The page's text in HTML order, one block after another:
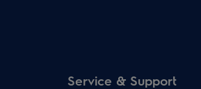
Service & Support